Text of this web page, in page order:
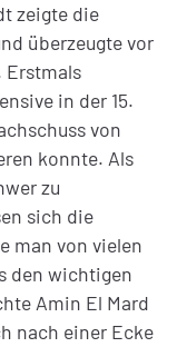
zeigte die
überzeugte vor
Erstmals
in der 15.
von
konnte. Als
zu
sich die
man von vielen
den wichtigen
Amin El Mard
nach einer Ecke